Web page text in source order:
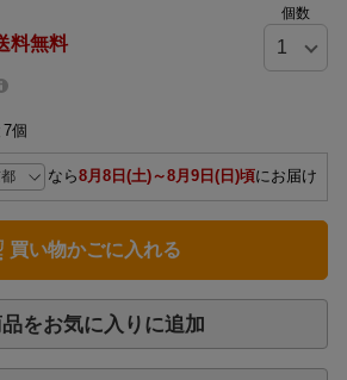
料無料
個数
7個
なら8月8日(土)～8月9日(日)頃にお届け
買い物かごに入れる
をお気に入りに追加